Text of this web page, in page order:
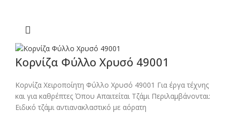
Κορνίζα Φύλλο Χρυσό 49001
Κορνίζα Χειροποίητη Φύλλο Χρυσό 49001 Για έργα τέχνης
και για καθρέπτες Όπου Απαιτείται Τζάμι Περιλαμβάνονται:
Ειδικό τζάμι αντιανακλαστικό με αόρατη